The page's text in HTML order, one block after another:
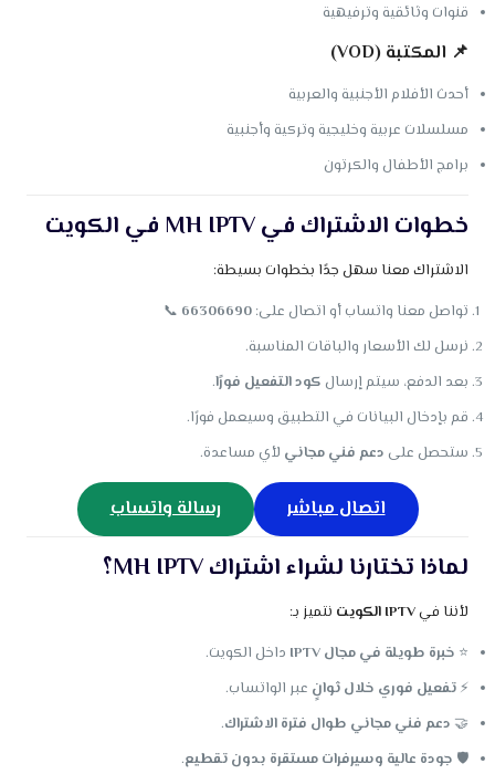
قنوات وثائقية وترفيهية
📌 المكتبة (VOD)
أحدث الأفلام الأجنبية والعربية
مسلسلات عربية وخليجية وتركية وأجنبية
برامج الأطفال والكرتون
خطوات الاشتراك في MH IPTV في الكويت
الاشتراك معنا سهل جدًا بخطوات بسيطة:
تواصل معنا واتساب أو اتصال على:66306690
📞
نرسل لك الأسعار والباقات المناسبة.
بعد الدفع، سيتم إرسال كود التفعيل فورًا.
قم بإدخال البيانات في التطبيق وسيعمل فورًا.
ستحصل على دعم فني مجاني لأي مساعدة.
اتصال مباشر رسالة واتساب
لماذا تختارنا لشراء اشتراك MH IPTV؟
لأننا فيIPTV الكويت
نتميز بـ:
⭐ خبرة طويلة في مجال IPTV
داخل الكويت.
⚡تفعيل فوري خلال ثوانٍ عبر الواتساب.
🤝 دعم فني مجاني طوال فترة الاشتراك.
🛡️ جودة عالية وسيرفرات مستقرة بدون تقطيع.